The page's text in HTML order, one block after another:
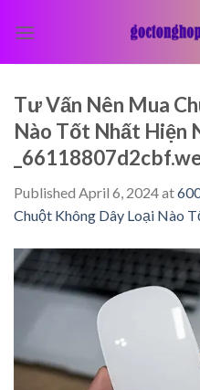
Tư Vấn Nên Mua
Nào Tốt Nhất Hiện
Published April 6, 2024at
Chuột Không Dây Loại Nào